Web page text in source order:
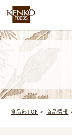
食品部TOP 商品情報